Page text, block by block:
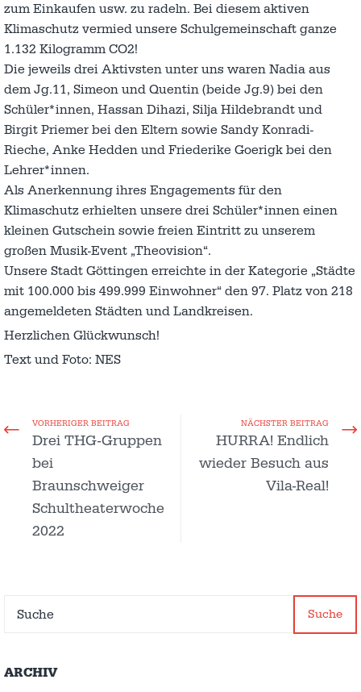
zum Einkaufen usw. zu radeln. Bei diesem aktiven
Klimaschutz vermied unsere Schulgemeinschaft ganze
1.132 Kilogramm CO2!
Die jeweils drei Aktivsten unter uns waren Nadia aus
dem Jg.11, Simeon und Quentin (beide Jg.9) bei den
Schüler*innen, Hassan Dihazi, Silja Hildebrandt und
Birgit Priemer bei den Eltern sowie Sandy Konradi-
Rieche, Anke Hedden und Friederike Goerigk bei den
Lehrer*innen.
Als Anerkennung ihres Engagements für den
Klimaschutz erhielten unsere drei Schüler*innen einen
kleinen Gutschein sowie freien Eintritt zu unserem
großen Musik-Event „Theovision“.
Unsere Stadt Göttingen erreichte in der Kategorie „Städte
mit 100.000 bis 499.999 Einwohner“ den 97. Platz von 218
angemeldeten Städten und Landkreisen.
Herzlichen Glückwunsch!
Text und Foto: NES
VORHERIGER BEITRAG
Drei THG-Gruppen
bei
Braunschweiger
Schultheaterwoche
2022
NÄCHSTER BEITRAG
HURRA! Endlich
wieder Besuch aus
Vila-Real!
Suche
ARCHIV